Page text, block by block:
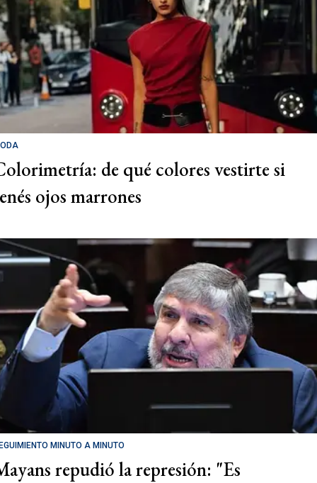
de qué colores vestirte si
ojos marrones
MINUTO A MINUTO
repudió la represión: "Es